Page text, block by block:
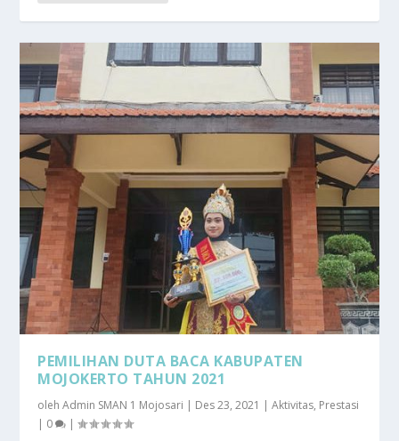
PEMILIHAN DUTA BACA KABUPATEN
MOJOKERTO TAHUN 2021
olehAdmin SMAN 1 Mojosari | Des 23, 2021 |Aktivitas, Prestasi
| 0 |